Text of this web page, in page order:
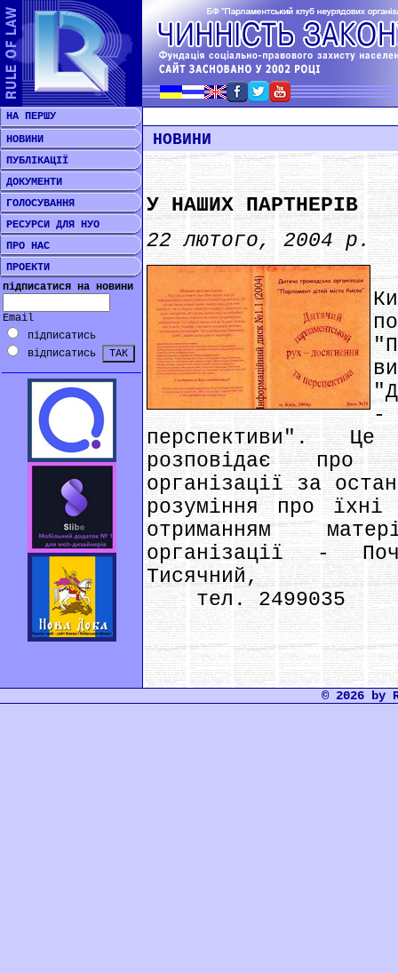
НА ПЕРШУ
НОВИНИ
ПУБЛІКАЦІЇ
ДОКУМЕНТИ
ГОЛОСУВАННЯ
РЕСУРСИ ДЛЯ НУО
ПРО НАС
ПРОЕКТИ
підписатися на новини
Email
підписатись
відписатись
НОВИНИ
У НАШИХ ПАРТНЕРІВ
22 лютого, 2004 р.
-
перспективи".
розповідає про
організації за
розуміння про
отриманням
організації -
Тисячний,
тел. 2499035
© 2026 by